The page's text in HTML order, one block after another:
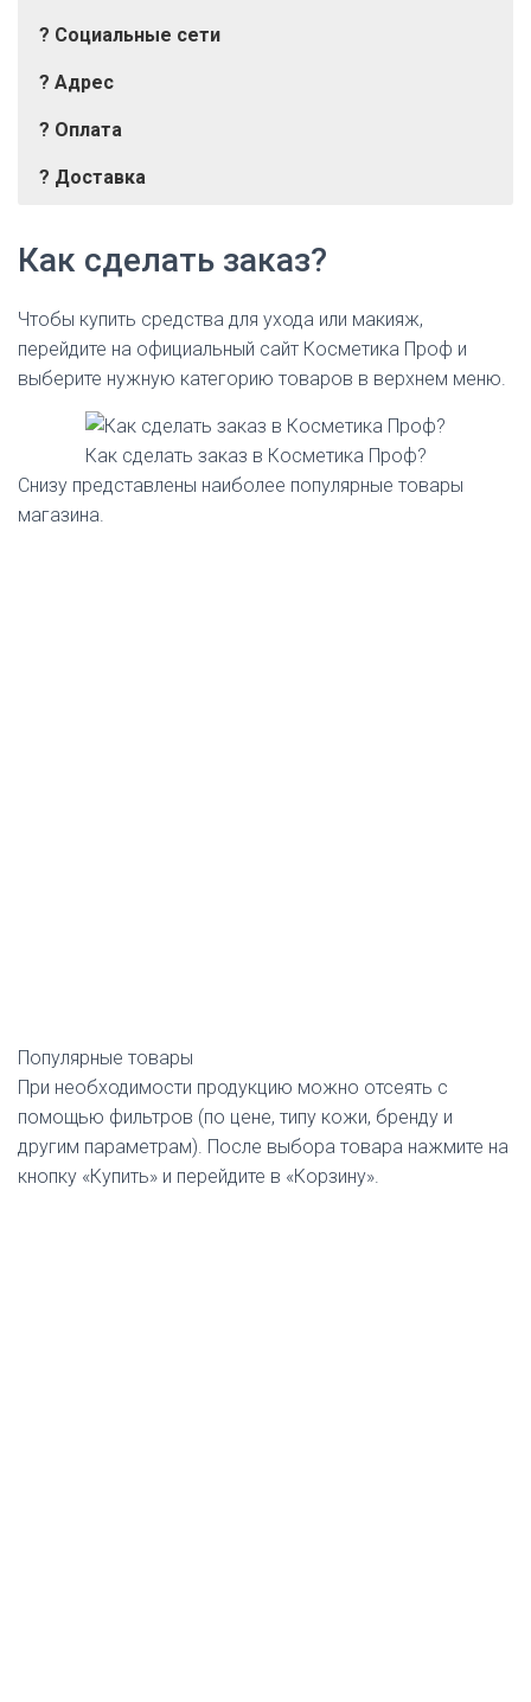
?️ Социальные сети
? Адрес
? Оплата
? Доставка
91-07 (Ежедневно с 9.00 до 21.00)
г. Москва, 7-я Кожуховская улица, 15А, стр. 1
г. Санкт-Петербург, Московский пр., 60
Через сервис «Яндекс Касса»
Банковской картой
Почта России
Как сделать заказ?
Чтобы купить средства для ухода или макияж,
перейдите на официальный сайт Косметика Проф и
выберите нужную категорию товаров в верхнем меню.
Как сделать заказ в Косметика Проф?
Снизу представлены наиболее популярные товары
магазина.
Популярные товары
При необходимости продукцию можно отсеять с
помощью фильтров (по цене, типу кожи, бренду и
другим параметрам). После выбора товара нажмите на
кнопку «Купить» и перейдите в «Корзину».